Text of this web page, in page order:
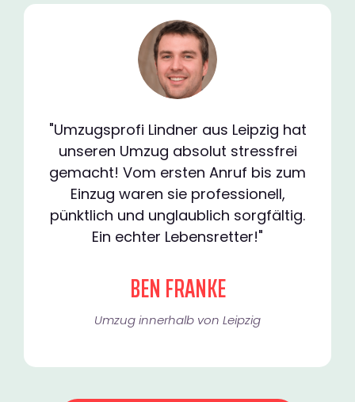
"Umzugsprofi Lindner aus Leipzig hat
unseren Umzug absolut stressfrei
gemacht! Vom ersten Anruf bis zum
Einzug waren sie professionell,
pünktlich und unglaublich sorgfältig.
Ein echter Lebensretter!"
BEN FRANKE
Umzug innerhalb von Leipzig​